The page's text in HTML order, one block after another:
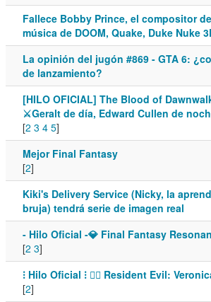
Fallece Bobby Prince, el compositor
música de DOOM, Quake, Duke Nuke
La opinión del jugón #869 - GTA 6:
de lanzamiento?
[HILO OFICIAL] The Blood of
⚔️Geralt de día, Edward Cullen de
[2 3 4 5]
Mejor Final Fantasy
[2]
Kiki's Delivery Service (Nicky, la
bruja) tendrá serie de imagen real
- Hilo Oficial -💎 Final Fantasy
[2 3]
⁝ Hilo Oficial ⁝ 🧟‍♂️ Resident Evil:
[2]